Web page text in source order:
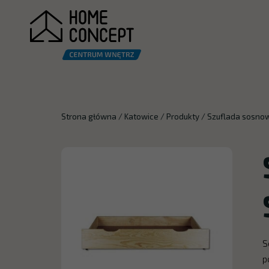
Strona główna / Katowice /Produkty / Szuflada